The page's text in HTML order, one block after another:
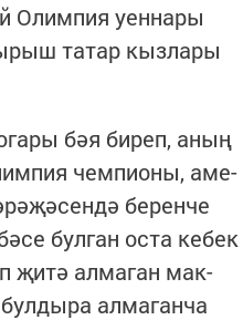
Олим­пия уен­на­ры
та­тар кыз­ла­ры
бәя би­реп, аның
чем­пи­о­ны, аме­
бе­рен­че
бул­ган ос­та ке­бек
җи­тә ал­ма­ган мак­
ал­ма­ган­ча